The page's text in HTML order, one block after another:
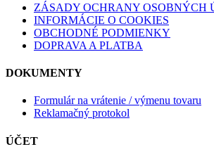
ZÁSADY OCHRANY OSOBNÝCH
INFORMÁCIE O COOKIES
OBCHODNÉ PODMIENKY
DOPRAVA A PLATBA
DOKUMENTY
Formulár na vrátenie / výmenu tovaru
Reklamačný protokol
ÚČET